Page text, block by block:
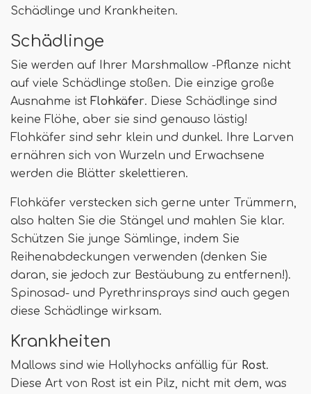
Schädlinge und Krankheiten.
Schädlinge
Sie werden auf Ihrer Marshmallow -Pflanze nicht
auf viele Schädlinge stoßen. Die einzige große
Ausnahme ist Flohkäfer. Diese Schädlinge sind
keine Flöhe, aber sie sind genauso lästig!
Flohkäfer sind sehr klein und dunkel. Ihre Larven
ernähren sich von Wurzeln und Erwachsene
werden die Blätter skelettieren.
Flohkäfer verstecken sich gerne unter Trümmern,
also halten Sie die Stängel und mahlen Sie klar.
Schützen Sie junge Sämlinge, indem Sie
Reihenabdeckungen verwenden (denken Sie
daran, sie jedoch zur Bestäubung zu entfernen!).
Spinosad- und Pyrethrinsprays sind auch gegen
diese Schädlinge wirksam.
Krankheiten
Mallows sind wie Hollyhocks anfällig für Rost.
Diese Art von Rost ist ein Pilz, nicht mit dem, was